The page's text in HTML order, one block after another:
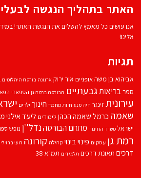
האתר בתהליך הנגשה לבעלי
אנו עושים כל מאמץ להשלים את הנגשת האתר!
אלינו!
תגיות
אביהוא בן משהאופניים אור ירוק ארנונה בורסת היהלומים
ספרבריאותגבעתיים הבורסה ברמת גן הספארי
עירוניתזינגר חיה מנע חיות מחמד חינוך ילדים
שאמה כרמל שאמה הכהן לימודים ליעד אילני
ישראל משרד החינוך מתחם הבורסהנדל''ן נופש
רמת גן עסקים פינוי בינוי קהילה קורונה רועי ברזילי
דרכים תאונת דרכים תלמידים תמ"א 38